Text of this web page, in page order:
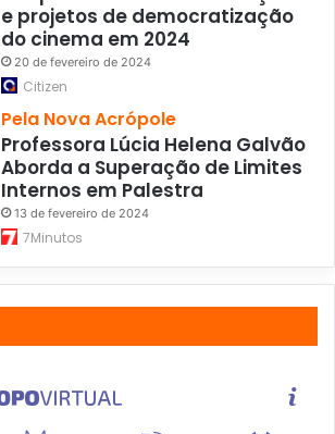
e projetos de democratização
do cinema em 2024
20 de fevereiro de 2024
Citizen
Pela Nova Acrópole
Professora Lúcia Helena Galvão
Aborda a Superação de Limites
Internos em Palestra
13 de fevereiro de 2024
7Minutos